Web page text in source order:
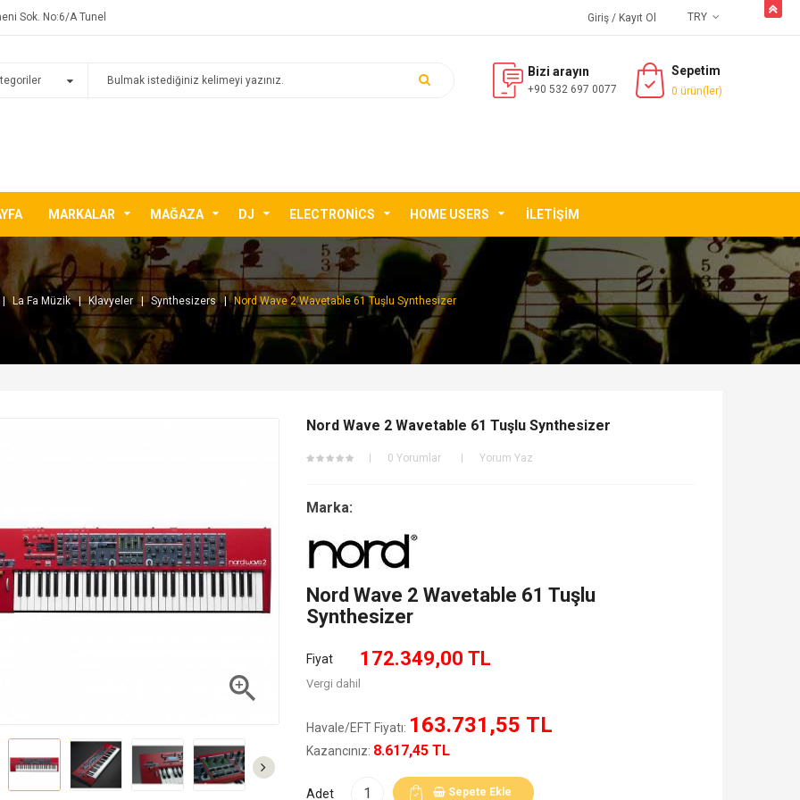
Sok. No:6/A Tunel TRY
Giriş / Kayıt Ol
Bizi arayın
+90 532 697 0077
Sepetim
0 ürün(ler)
MARKALAR MAĞAZA DJ ELECTRONICS HOME USERS İLETIŞIM
La Fa Müzik Klavyeler Synthesizers Nord Wave 2 Wavetable 61 Tuşlu Synthesizer

Nord Wave 2 Wavetable 61 Tuşlu Synthesizer
0 Yorumlar Yorum Yaz
Marka:
Nord Wave 2 Wavetable 61 Tuşlu
Synthesizer
Fiyat 172.349,00 TL
Vergi dahil
Havale/EFT Fiyatı: 163.731,55 TL
Kazancınız: 8.617,45 TL
Adet Sepete Ekle